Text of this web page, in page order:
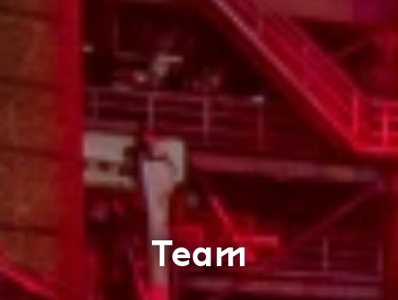
TeamHochofengruppe in
Copyright: